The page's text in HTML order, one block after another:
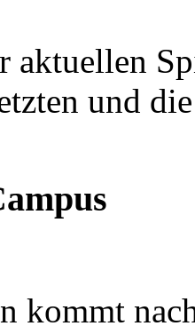
aktuellen
und
kommt